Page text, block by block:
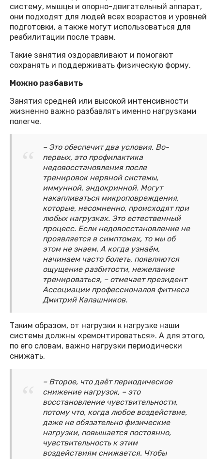
систему, мышцы и опорно-двигательный аппарат,
они подходят для людей всех возрастов и уровней
подготовки, а также могут использоваться для
реабилитации после травм.
Такие занятия оздоравливают и помогают
сохранять и поддерживать физическую форму.
Можно разбавить
Занятия средней или высокой интенсивности
жизненно важно разбавлять именно нагрузками
полегче.
– Это обеспечит два условия. Во-
первых, это профилактика
недовосстановления после
тренировок нервной системы,
иммунной, эндокринной. Могут
накапливаться микроповреждения,
которые, несомненно, происходят при
любых нагрузках. Это естественный
процесс. Если недовосстановление не
проявляется в симптомах, то мы об
этом не знаем. А когда узнаём,
начинаем часто болеть, появляются
ощущение разбитости, нежелание
тренироваться, – отмечает президент
Ассоциации профессионалов фитнеса
Дмитрий Калашников.
Таким образом, от нагрузки к нагрузке наши
системы должны «ремонтироваться». А для этого,
по его словам, важно нагрузки периодически
снижать.
– Второе, что даёт периодическое
снижение нагрузок, – это
восстановление чувствительности,
потому что, когда любое воздействие,
даже не обязательно физические
нагрузки, повышается постоянно,
чувствительность к этим
воздействиям снижается. Чтобы